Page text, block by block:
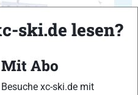
ski.de lesen?
Mit Abo
Besuche xc-ski.de mit